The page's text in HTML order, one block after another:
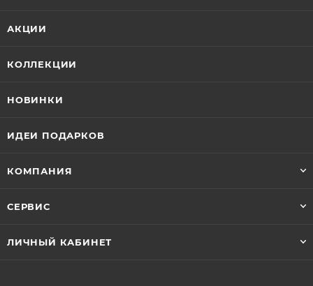
АКЦИИ
КОЛЛЕКЦИИ
НОВИНКИ
ИДЕИ ПОДАРКОВ
КОМПАНИЯ
СЕРВИС
ЛИЧНЫЙ КАБИНЕТ